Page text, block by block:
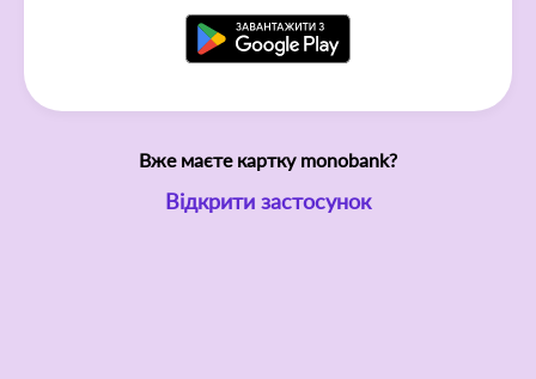
Вже маєте картку monobank?
Відкрити застосунок